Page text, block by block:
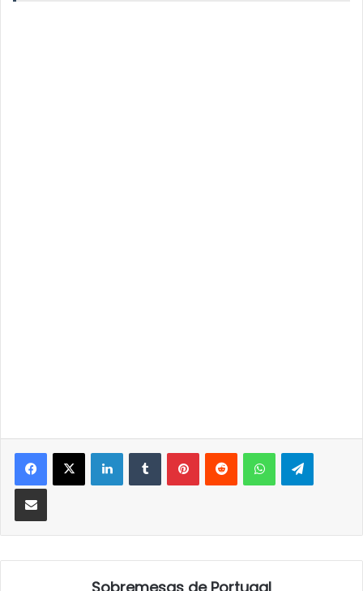
LinkedInTumblrPinterestReddit WhatsApp
Partilhar Via Email